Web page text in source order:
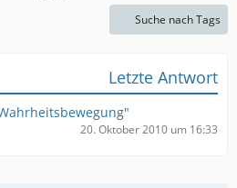
Suche nach Tags
Letzte Antwort
20. Oktober 2010 um 16:33